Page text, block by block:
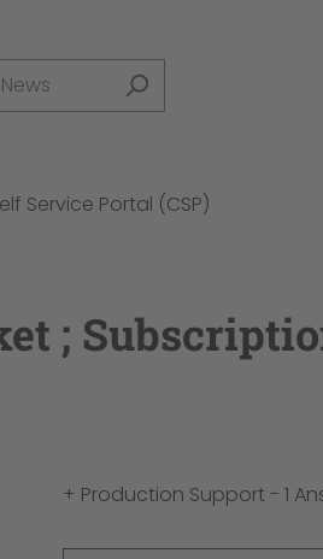
Service Portal (CSP)
;
+ Production Support - 1